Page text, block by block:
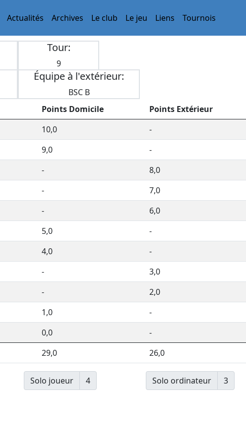
Actualités Archives Le club Le jeu Liens Tournois
Tour:
9
Équipe à l'extérieur:
BSC B
Points Domicile
Points Extérieur
10,0
-
9,0
-
-
8,0
-
7,0
-
6,0
5,0
-
4,0
-
-
3,0
-
2,0
1,0
-
0,0
-
29,0 26,0
Solo joueur 4 Solo ordinateur 3